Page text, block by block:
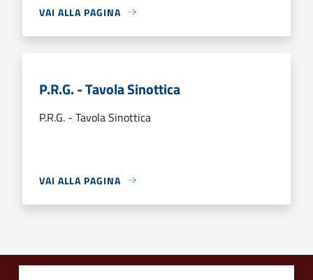
VAI ALLA PAGINA
P.R.G. - Tavola Sinottica
P.R.G. - Tavola Sinottica
VAI ALLA PAGINA